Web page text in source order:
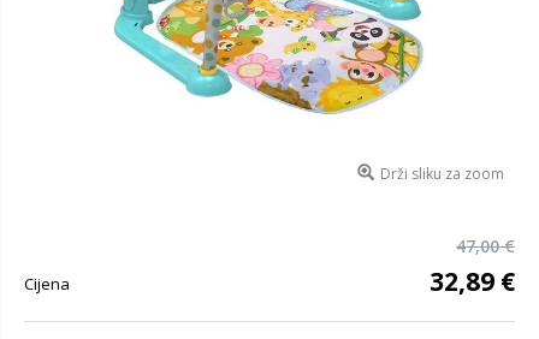
Drži sliku za zoom
47,00 €
Cijena 32,89 €